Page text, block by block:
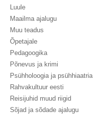
Luule
Maailma ajalugu
Muu teadus
Õpetajale
Pedagoogika
Põnevus ja krimi
Psühholoogia ja psühhiaatria
Rahvakultuur eesti
Reisijuhid muud riigid
Sõjad ja sõdade ajalugu